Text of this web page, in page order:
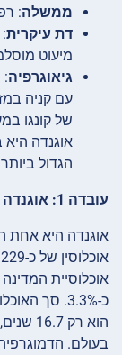
ממשלה:
דת עיקרית
מיעוט
גיאוגרפיה:
עם קניה
של קונגו
אוגנדה
הגדול
עובדה 1: אוגנדה היא אחת המדינות הצפופות ביותר בעולם
אוגנדה היא אחת
אוכלוסיית
הוא
בעולם.